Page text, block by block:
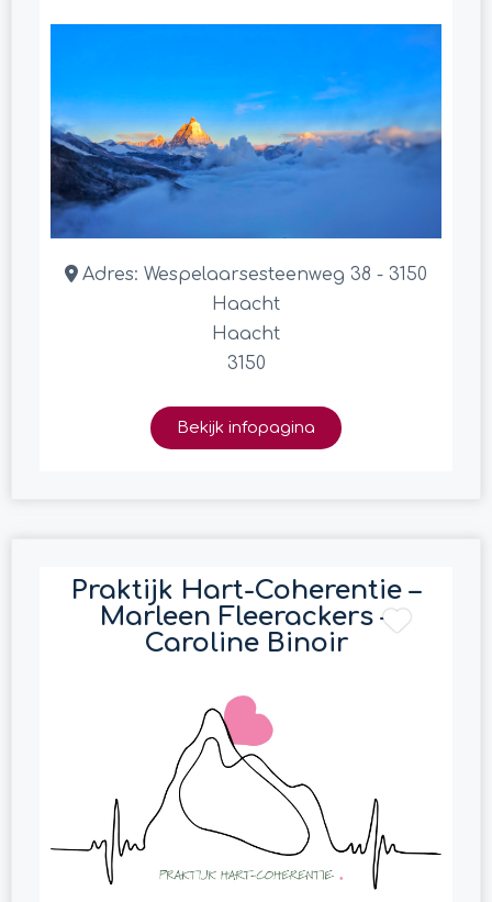
Adres:Wespelaarsesteenweg 38 - 3150
Haacht
Haacht
3150
Bekijk infopagina
Praktijk Hart-Coherentie –
Marleen Fleerackers –
Caroline Binoir